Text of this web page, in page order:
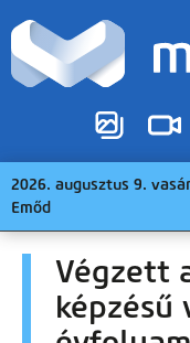
2026. augusztus 9.
Emőd
Végzett
képzésű